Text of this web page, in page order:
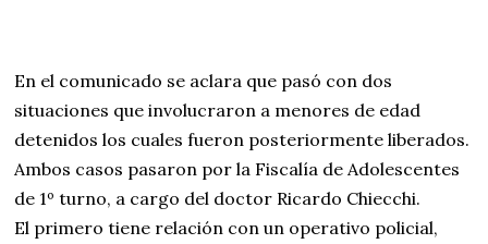
En el comunicado se aclara que pasó con dos
situaciones que involucraron a menores de edad
detenidos los cuales fueron posteriormente liberados.
Ambos casos pasaron por la Fiscalía de Adolescentes
de 1º turno, a cargo del doctor Ricardo Chiecchi.
El primero tiene relación con un operativo policial,